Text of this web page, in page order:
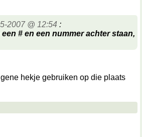
2007 @ 12:54 :
# en een nummer achter staan,
hekje gebruiken op die plaats